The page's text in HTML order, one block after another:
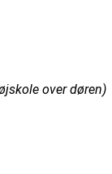
over døren)